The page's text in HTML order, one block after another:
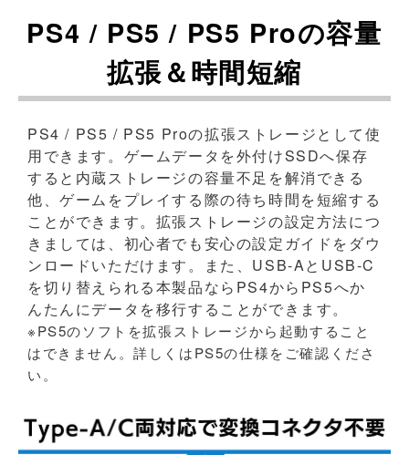
PS4 / PS5 / PS5 Proの容量
拡張＆時間短縮
PS4 / PS5 / PS5 Proの拡張ストレージとして使
用できます。ゲームデータを外付けSSDへ保存
すると内蔵ストレージの容量不足を解消できる
他、ゲームをプレイする際の待ち時間を短縮する
ことができます。拡張ストレージの設定方法につ
きましては、初心者でも安心の設定ガイドをダウ
ンロードいただけます。また、USB-AとUSB-C
を切り替えられる本製品ならPS4からPS5へか
んたんにデータを移行することができます。
※PS5のソフトを拡張ストレージから起動すること
はできません。詳しくはPS5の仕様をご確認くださ
い。